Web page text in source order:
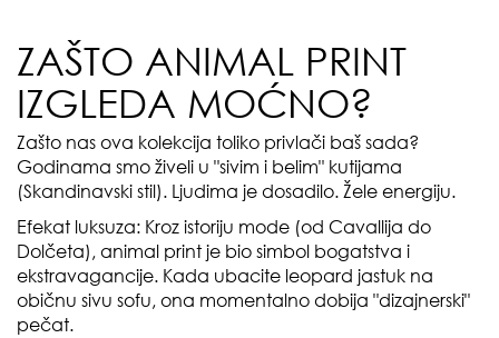
ZAŠTO ANIMAL PRINT
IZGLEDA MOĆNO?
Zašto nas ova kolekcija toliko privlači baš sada?
Godinama smo živeli u "sivim i belim" kutijama
(Skandinavski stil). Ljudima je dosadilo. Žele energiju.
Efekat luksuza: Kroz istoriju mode (od Cavallija do
Dolčeta), animal print je bio simbol bogatstva i
ekstravagancije. Kada ubacite leopard jastuk na
običnu sivu sofu, ona momentalno dobija "dizajnerski"
pečat.